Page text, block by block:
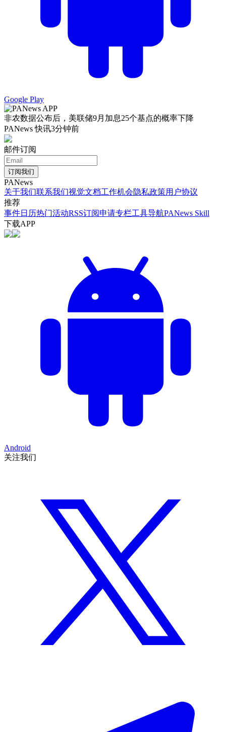
Google Play
非农数据公布后，美联储9月加息25个基点的概率下降
PANews 快讯3分钟前
邮件订阅
订阅我们
PANews
关于我们联系我们视觉文档工作机会隐私政策用户协议
推荐
事件日历热门活动RSS订阅 申请专栏工具导航PANews Skill
下载APP
Android
关注我们